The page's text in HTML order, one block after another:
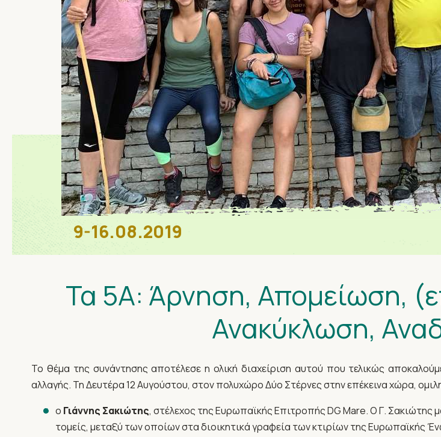
9-16.08.2019
Τα 5Α: Άρνηση, Απομείωση,
Ανακύκλωση,
Το θέμα της συνάντησης αποτέλεσε η ολική διαχείριση αυτού που τελικώς
αλλαγής. Τη Δευτέρα 12 Αυγούστου, στον πολυχώρο Δύο Στέρνες στην επέκεινα χώρα,
ο Γιάννης Σακιώτης, στέλεχος της Ευρωπαϊκής Επιτροπής DG Mare. Ο Γ. Σακιώτης
τομείς, μεταξύ των οποίων στα διοικητικά γραφεία των κτιρίων της Ευρωπαϊκής